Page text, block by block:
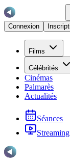
Connexion
Films
Célébrités
Cinémas
Palmarès
Actualités
Séances
Streaming